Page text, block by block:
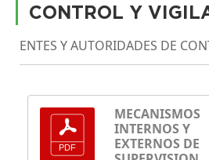
CONTROL Y
ENTES Y AUTORIDADES DE
MECANISMOS
INTERNOS Y
EXTERNOS DE